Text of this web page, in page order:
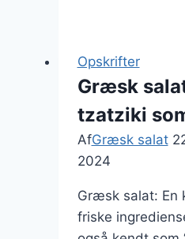
Opskrifter
Græsk
tzatziki
AfGræsk salat
2024
Græsk salat: En
friske